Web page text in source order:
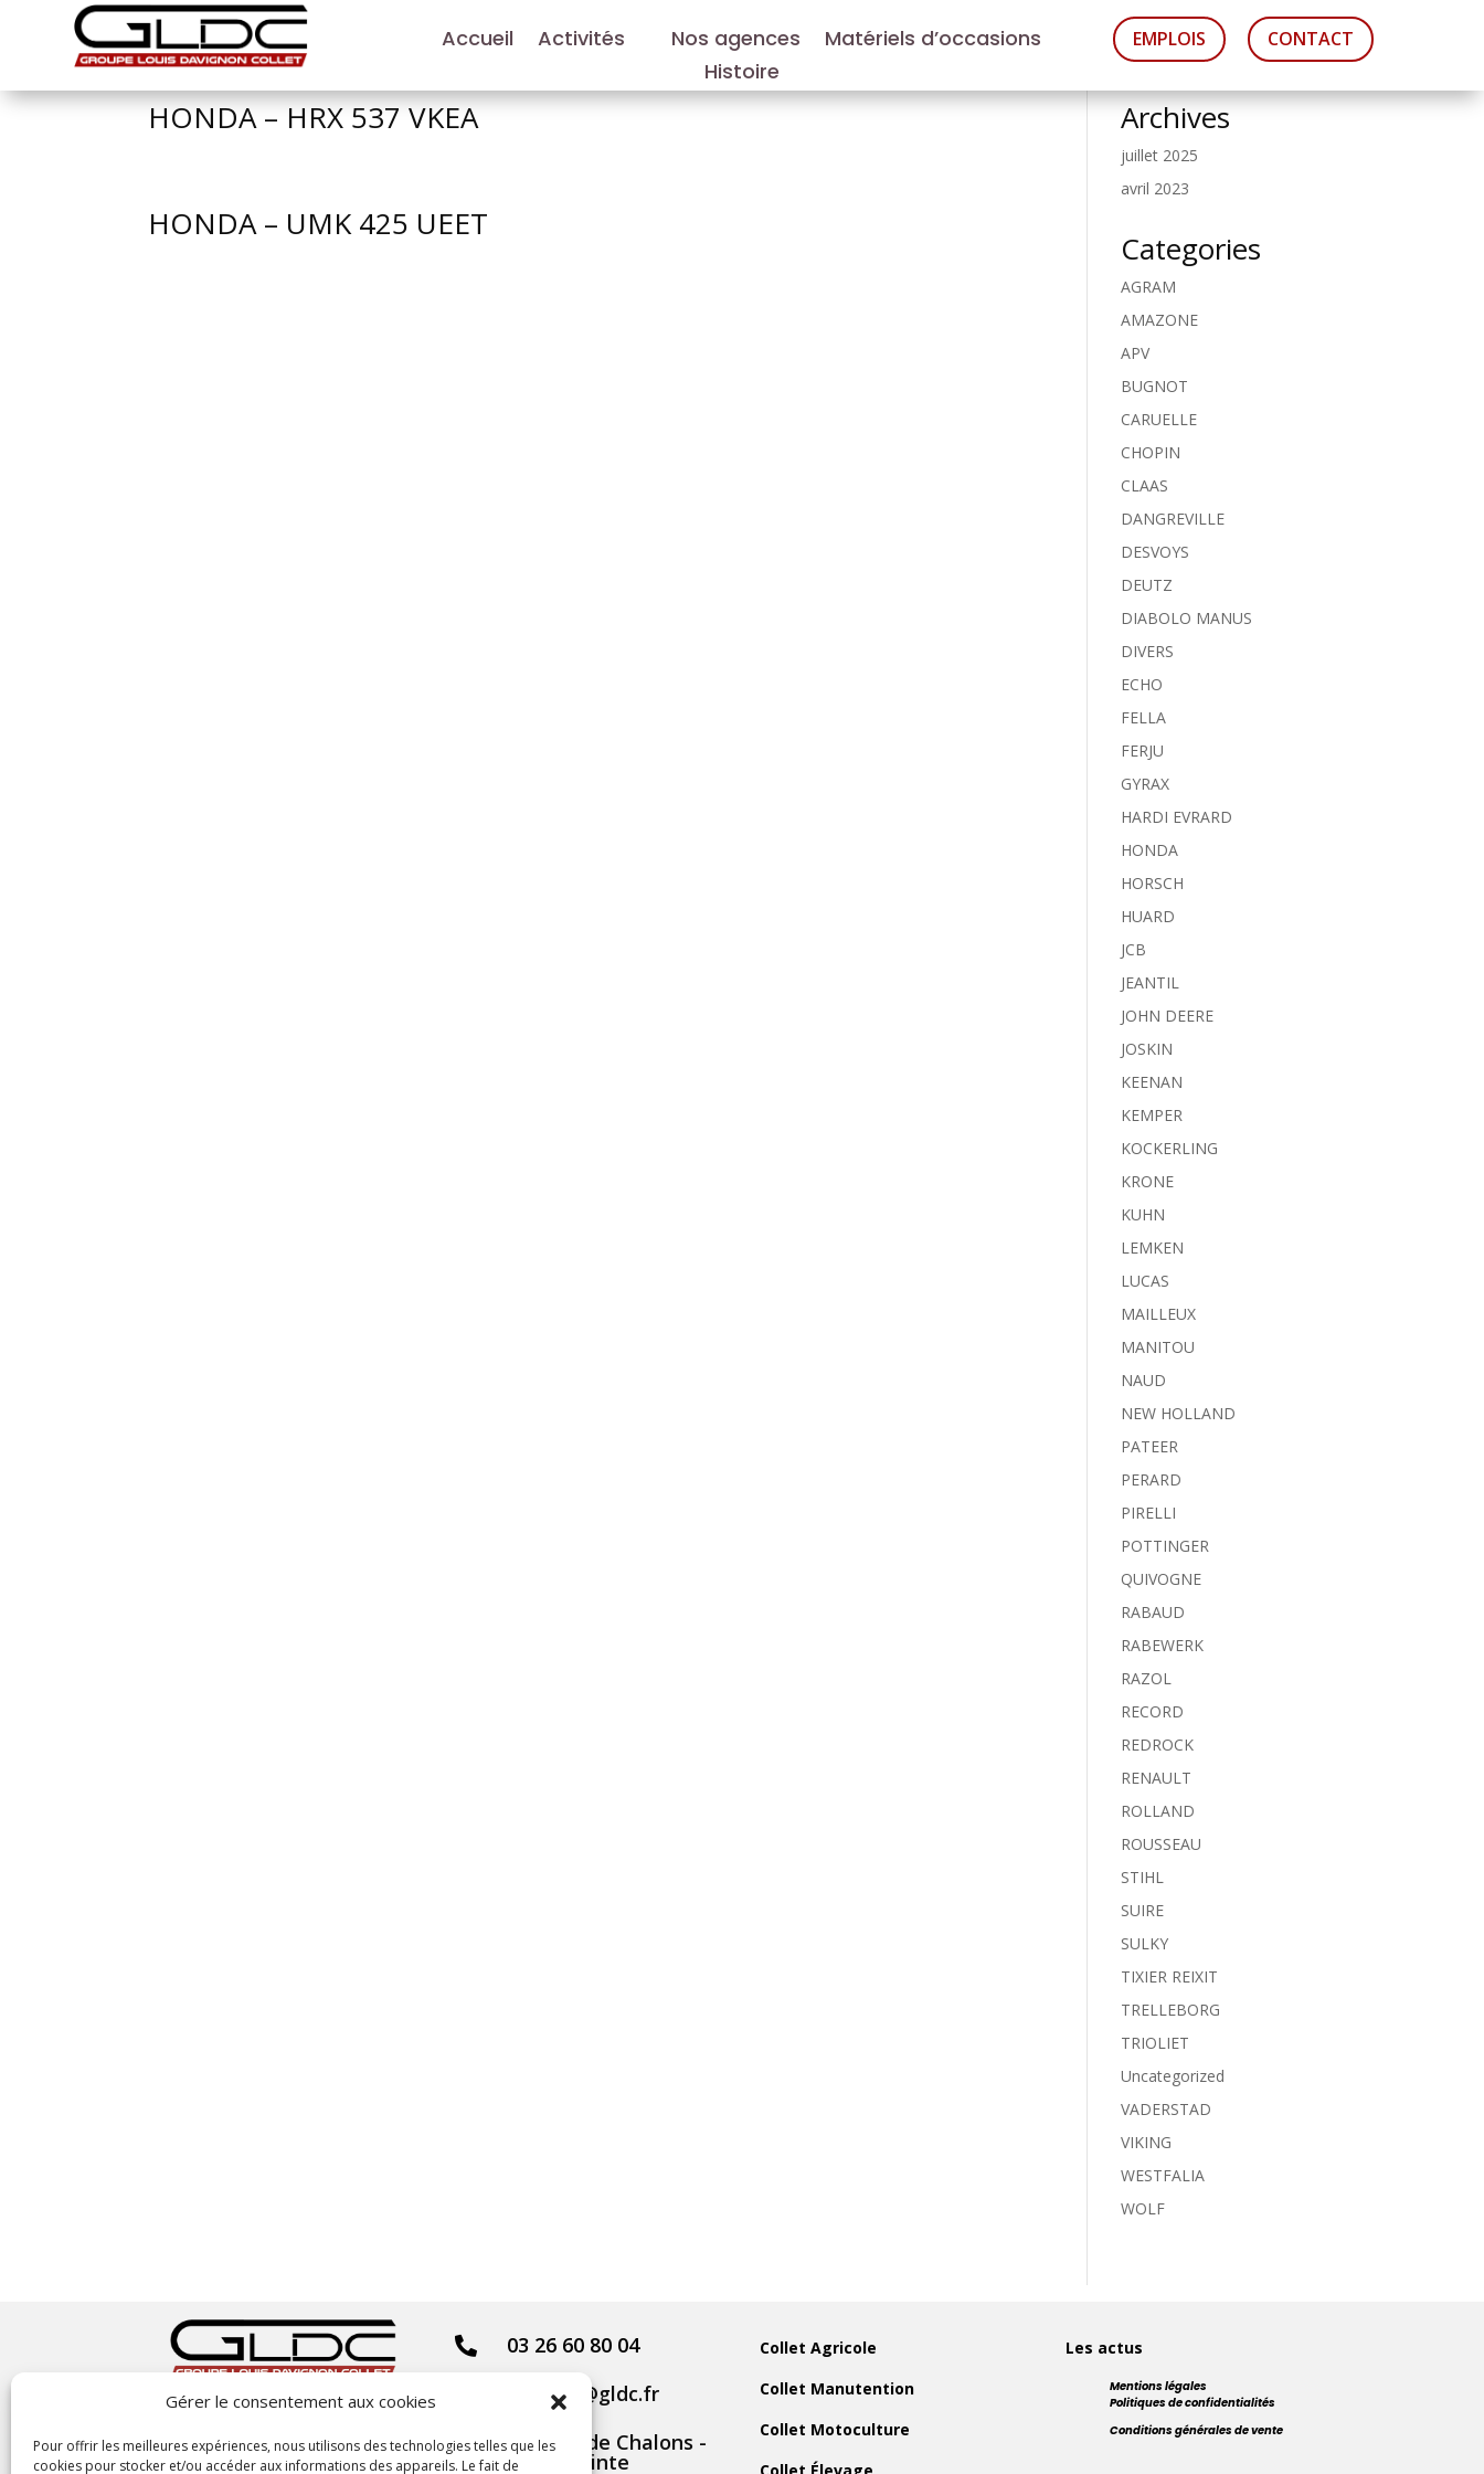
Gérer le consentement aux cookies
Pour offrir les meilleures expériences, nous utilisons des technologies telles que les
cookies pour stocker et/ou accéder aux informations des appareils. Le fait de
Accueil Activités Nos agences
Matériels d’occasions
Histoire
EMPLOIS CONTACT
HONDA – HRX 537 VKEA
HONDA – UMK 425 UEET
Archives
juillet 2025
avril 2023
Categories
AGRAM
AMAZONE
APV
BUGNOT
CARUELLE
CHOPIN
CLAAS
DANGREVILLE
DESVOYS
DEUTZ
DIABOLO MANUS
DIVERS
ECHO
FELLA
FERJU
GYRAX
HARDI EVRARD
HONDA
HORSCH
HUARD
JCB
JEANTIL
JOHN DEERE
JOSKIN
KEENAN
KEMPER
KOCKERLING
KRONE
KUHN
LEMKEN
LUCAS
MAILLEUX
MANITOU
NAUD
NEW HOLLAND
PATEER
PERARD
PIRELLI
POTTINGER
QUIVOGNE
RABAUD
RABEWERK
RAZOL
RECORD
REDROCK
RENAULT
ROLLAND
ROUSSEAU
STIHL
SUIRE
SULKY
TIXIER REIXIT
TRELLEBORG
TRIOLIET
Uncategorized
VADERSTAD
VIKING
WESTFALIA
WOLF
 03 26 60 80 04
contact@gldc.fr
 5 Route de Chalons -
51800 Sainte
Collet Agricole
Collet Manutention
Collet Motoculture
Les actus
Mentions légales
Politiques de confidentialités
Conditions générales de vente